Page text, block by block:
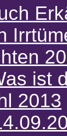
ist
2013